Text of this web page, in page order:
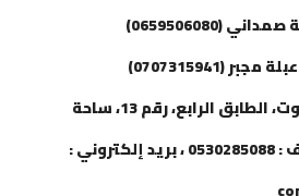
(0659506080)
(0707315941)
بلبريس، رقم 6، زنقة بيروت، الطابق الرابع، رقم 13، ساحة
المامونية، الرباط ، هاتف : 0530285088 ، بريد إلكتروني :